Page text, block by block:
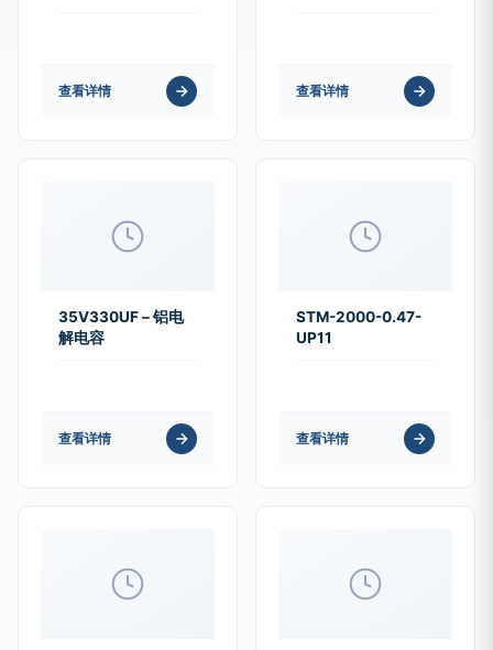
查看详情 查看详情
35V330UF – 铝电
解电容
查看详情
STM-2000-0.47-
UP11
查看详情